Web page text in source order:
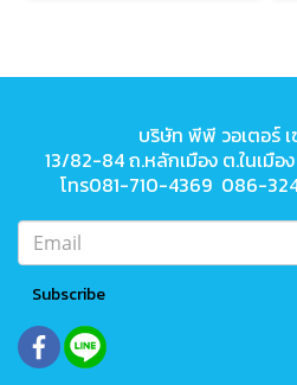
บริษัท พีพี วอเตอร์
13/82-84 ถ.หลักเมือง ต.ในเมือง
โทร081-710-4369 086-
Subscribe